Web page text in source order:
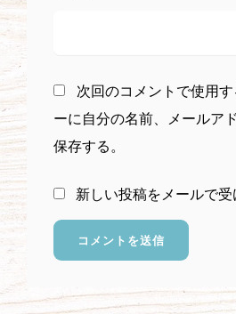
次回のコメントで使用
ーに自分の名前、メールア
保存する。
新しい投稿をメールで受